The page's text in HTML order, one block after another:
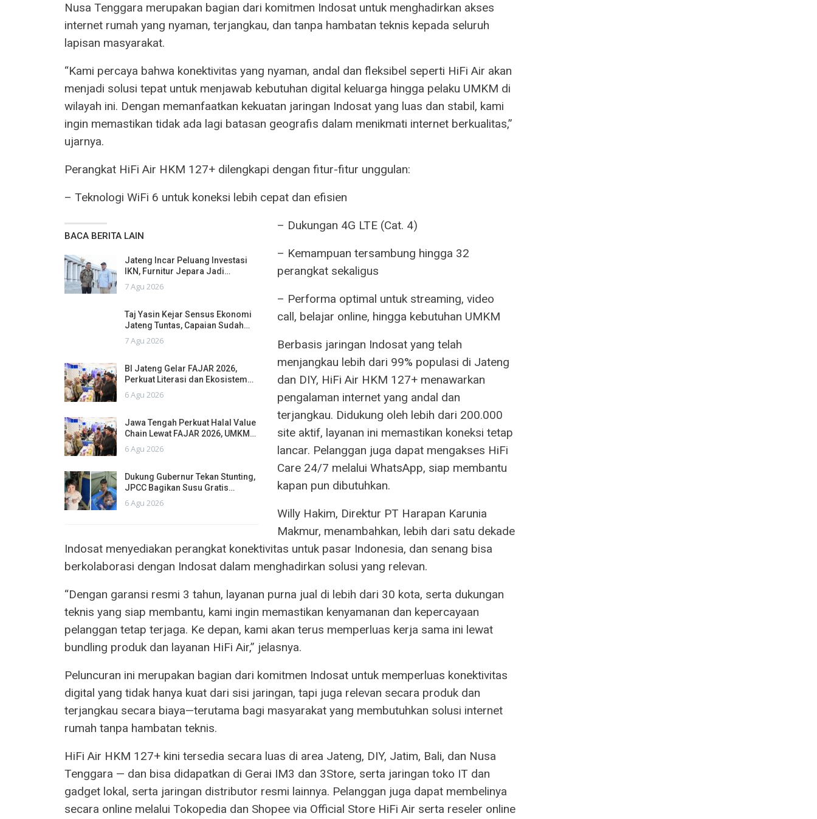
Nusa Tenggara merupakan bagian dari komitmen Indosat untuk menghadirkan akses
internet rumah yang nyaman, terjangkau, dan tanpa hambatan teknis kepada seluruh
lapisan masyarakat.
“Kami percaya bahwa konektivitas yang nyaman, andal dan fleksibel seperti HiFi Air akan
menjadi solusi tepat untuk menjawab kebutuhan digital keluarga hingga pelaku UMKM di
wilayah ini. Dengan memanfaatkan kekuatan jaringan Indosat yang luas dan stabil, kami
ingin memastikan tidak ada lagi batasan geografis dalam menikmati internet berkualitas,”
ujarnya.
Perangkat HiFi Air HKM 127+ dilengkapi dengan fitur-fitur unggulan:
– Teknologi WiFi 6 untuk koneksi lebih cepat dan efisien
BACA BERITA LAIN
Jateng Incar Peluang Investasi
IKN, Furnitur Jepara Jadi…
7 Agu 2026
Taj Yasin Kejar Sensus Ekonomi
Jateng Tuntas, Capaian Sudah…
7 Agu 2026
BI Jateng Gelar FAJAR 2026,
Perkuat Literasi dan Ekosistem…
6 Agu 2026
Jawa Tengah Perkuat Halal Value
Chain Lewat FAJAR 2026, UMKM…
6 Agu 2026
Dukung Gubernur Tekan Stunting,
JPCC Bagikan Susu Gratis…
6 Agu 2026
– Dukungan 4G LTE (Cat. 4)
– Kemampuan tersambung hingga 32
perangkat sekaligus
– Performa optimal untuk streaming, video
call, belajar online, hingga kebutuhan UMKM
Berbasis jaringan Indosat yang telah
menjangkau lebih dari 99% populasi di Jateng
dan DIY, HiFi Air HKM 127+ menawarkan
pengalaman internet yang andal dan
terjangkau. Didukung oleh lebih dari 200.000
site aktif, layanan ini memastikan koneksi tetap
lancar. Pelanggan juga dapat mengakses HiFi
Care 24/7 melalui WhatsApp, siap membantu
kapan pun dibutuhkan.
Willy Hakim, Direktur PT Harapan Karunia
Makmur, menambahkan, lebih dari satu dekade
Indosat menyediakan perangkat konektivitas untuk pasar Indonesia, dan senang bisa
berkolaborasi dengan Indosat dalam menghadirkan solusi yang relevan.
“Dengan garansi resmi 3 tahun, layanan purna jual di lebih dari 30 kota, serta dukungan
teknis yang siap membantu, kami ingin memastikan kenyamanan dan kepercayaan
pelanggan tetap terjaga. Ke depan, kami akan terus memperluas kerja sama ini lewat
bundling produk dan layanan HiFi Air,” jelasnya.
Peluncuran ini merupakan bagian dari komitmen Indosat untuk memperluas konektivitas
digital yang tidak hanya kuat dari sisi jaringan, tapi juga relevan secara produk dan
terjangkau secara biaya—terutama bagi masyarakat yang membutuhkan solusi internet
rumah tanpa hambatan teknis.
HiFi Air HKM 127+ kini tersedia secara luas di area Jateng, DIY, Jatim, Bali, dan Nusa
Tenggara — dan bisa didapatkan di Gerai IM3 dan 3Store, serta jaringan toko IT dan
gadget lokal, serta jaringan distributor resmi lainnya. Pelanggan juga dapat membelinya
secara online melalui Tokopedia dan Shopee via Official Store HiFi Air serta reseler online